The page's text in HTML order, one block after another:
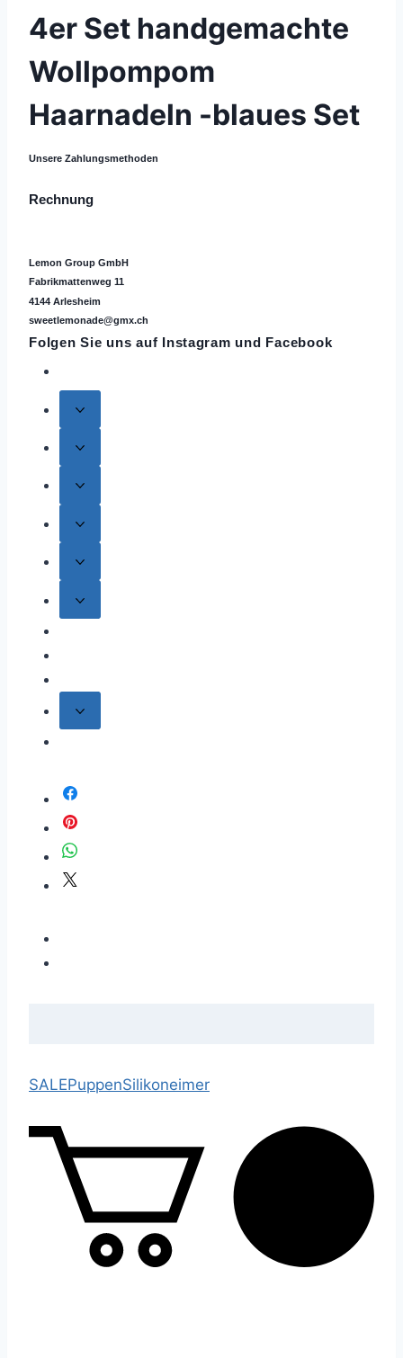
4er Set handgemachte
Wollpompom
Haarnadeln -blaues Set
Unsere Zahlungsmethoden
Rechnung
Lemon Group GmbH
Fabrikmattenweg 11
4144 Arlesheim
sweetlemonade@gmx.ch
Folgen Sie uns auf Instagram und Facebook
SALEPuppenSilikoneimer